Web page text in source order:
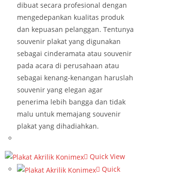
dibuat secara profesional dengan
mengedepankan kualitas produk
dan kepuasan pelanggan. Tentunya
souvenir plakat yang digunakan
sebagai cinderamata atau souvenir
pada acara di perusahaan atau
sebagai kenang-kenangan haruslah
souvenir yang elegan agar
penerima lebih bangga dan tidak
malu untuk memajang souvenir
plakat yang dihadiahkan.
Quick View
Quick